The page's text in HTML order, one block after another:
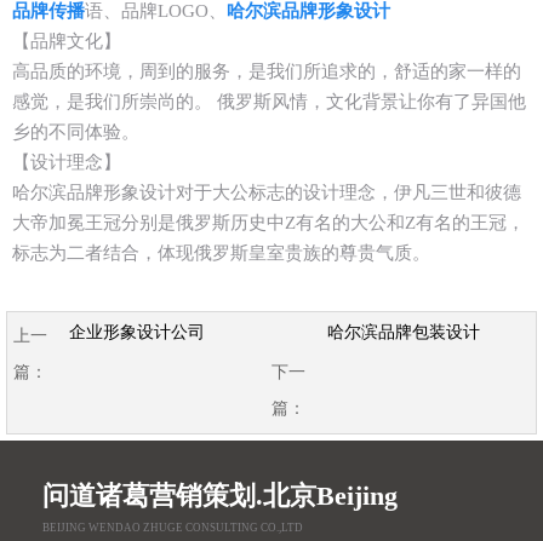
品牌传播语、品牌LOGO
哈尔滨品牌形象设计
【品牌文化】
高品质的环境，周到的服务，是我们所追求的，舒适的家一样的
感觉，是我们所崇尚的。
俄罗斯风情，文化背景让你有了异国他
乡的不同体验。
【设计理念】
哈尔滨品牌形象设计对于大公标志的设计理念， 伊凡三世和彼德
大帝加冕王冠分别是俄罗斯历史中Z有名的大公和Z有名的王冠，
标志为二者结合，体现俄罗斯皇室贵族的尊贵气质。
上一
篇：
企业形象设计公司
下一
篇：
哈尔滨品牌包装设计
问道诸葛营销策划.北京Beijing
BEIJING WENDAO ZHUGE CONSULTING CO.,LTD